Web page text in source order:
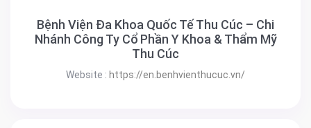
Bệnh Viện Đa Khoa Quốc Tế Thu Cúc – Chi
Nhánh Công Ty Cổ Phần Y Khoa & Thẩm Mỹ
Thu Cúc
Website : https://en.benhvienthucuc.vn/